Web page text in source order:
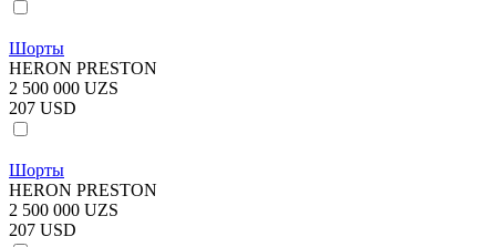
Шорты
HERON PRESTON
2 500 000 UZS
207 USD
Шорты
HERON PRESTON
2 500 000 UZS
207 USD